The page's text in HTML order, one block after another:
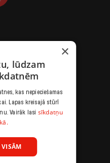
×
lūdzam
kas nepieciešamas
Lapas kreisajā stūrī
Vairāk lasi sīkdatņu
VISĀM